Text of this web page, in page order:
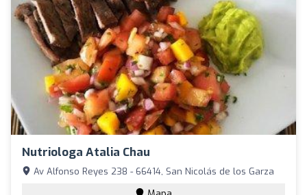
Nutriologa Atalia Chau
Av Alfonso Reyes 238 - 66414, San Nicolás de los Garza